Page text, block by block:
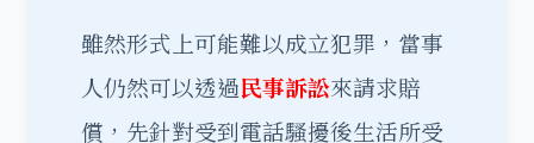
雖然形式上可能難以成立犯罪，當事
人仍然可以透過民事訴訟來請求賠
償，先針對受到電話騷擾後生活所受